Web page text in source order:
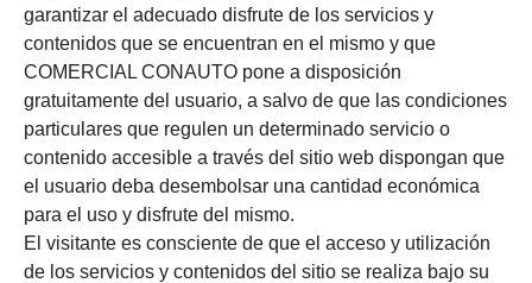
garantizar el adecuado disfrute de los servicios y
contenidos que se encuentran en el mismo y que
COMERCIAL CONAUTO pone a disposición
gratuitamente del usuario, a salvo de que las condiciones
particulares que regulen un determinado servicio o
contenido accesible a través del sitio web dispongan que
el usuario deba desembolsar una cantidad económica
para el uso y disfrute del mismo.
El visitante es consciente de que el acceso y utilización
de los servicios y contenidos del sitio se realiza bajo su